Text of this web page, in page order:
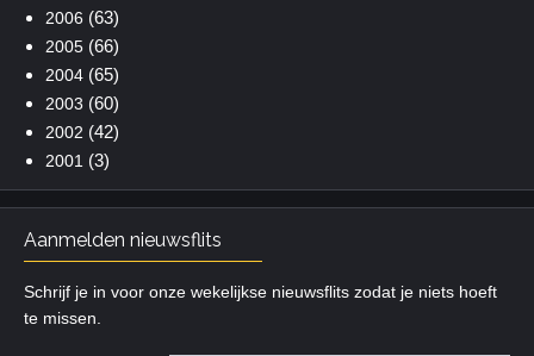
2006 (63)
2005(66)
2004(65)
2003 (60)
2002 (42)
2001 (3)
Aanmelden nieuwsflits
Schrijf je in voor onze wekelijkse nieuwsflits zodat je niets hoeft
te missen.